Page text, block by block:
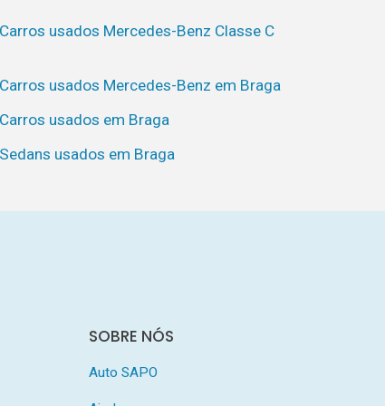
Carros usados Mercedes-Benz Classe C
Carros usados Mercedes-Benz em Braga
Carros usados em Braga
Sedans usados em Braga
SOBRE NÓS
Auto SAPO